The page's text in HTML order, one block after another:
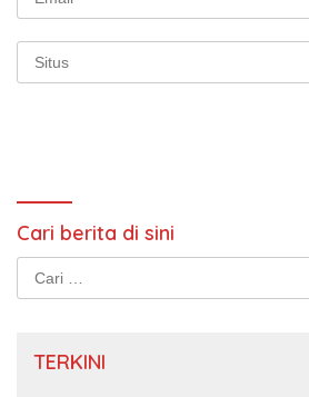
Cari berita di sini
Cari
untuk:
TERKINI